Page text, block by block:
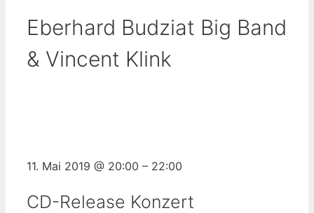
Eberhard Budziat Big Band
& Vincent Klink
11. Mai 2019 @ 20:00 – 22:00
CD-Release Konzert